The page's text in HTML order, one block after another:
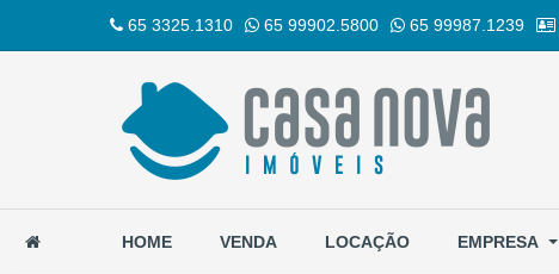
65 3325.1310 65 99902.5800 65 99987.1239
HOME VENDA LOCAÇÃO EMPRESA